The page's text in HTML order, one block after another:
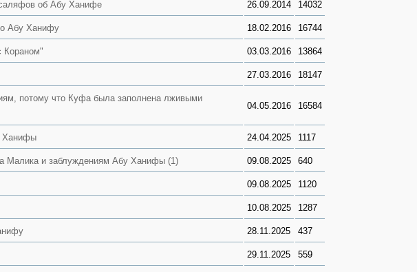
саляфов об Абу Ханифе 26.09.2014 14032
Абу Ханифу 18.02.2016 16744
Кораном" 03.03.2016 13864
27.03.2016 18147
потому что Куфа была заполнена лживыми
04.05.2016 16584
Ханифы 24.04.2025 1117
Малика и заблуждениям Абу Ханифы (1) 09.08.2025 640
09.08.2025 1120
10.08.2025 1287
28.11.2025 437
29.11.2025 559